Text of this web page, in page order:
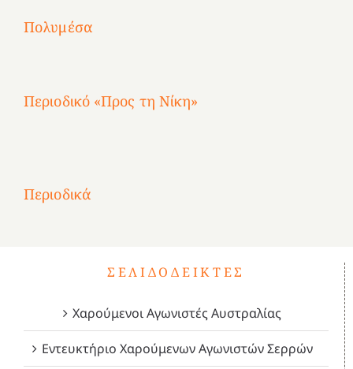
Πολυμέσα
Αγωνίστριες
Αθηνών
Αγωνίστριες
Αθηνών
Αγωνίστριες
Αθηνών
χρόνια
καρτερούμεν»
Περιοδικό «Προς τη Νίκη»
Περιοδικά
1821
Δεκέμβριος
2023!
Μάιος
2023!
Μάρτιος
2023!
ΣΕΛΙΔΟΔΕΊΚΤΕΣ
Χαρούμενοι Αγωνιστές Αυστραλίας
Εντευκτήριο Χαρούμενων Αγωνιστών Σερρών